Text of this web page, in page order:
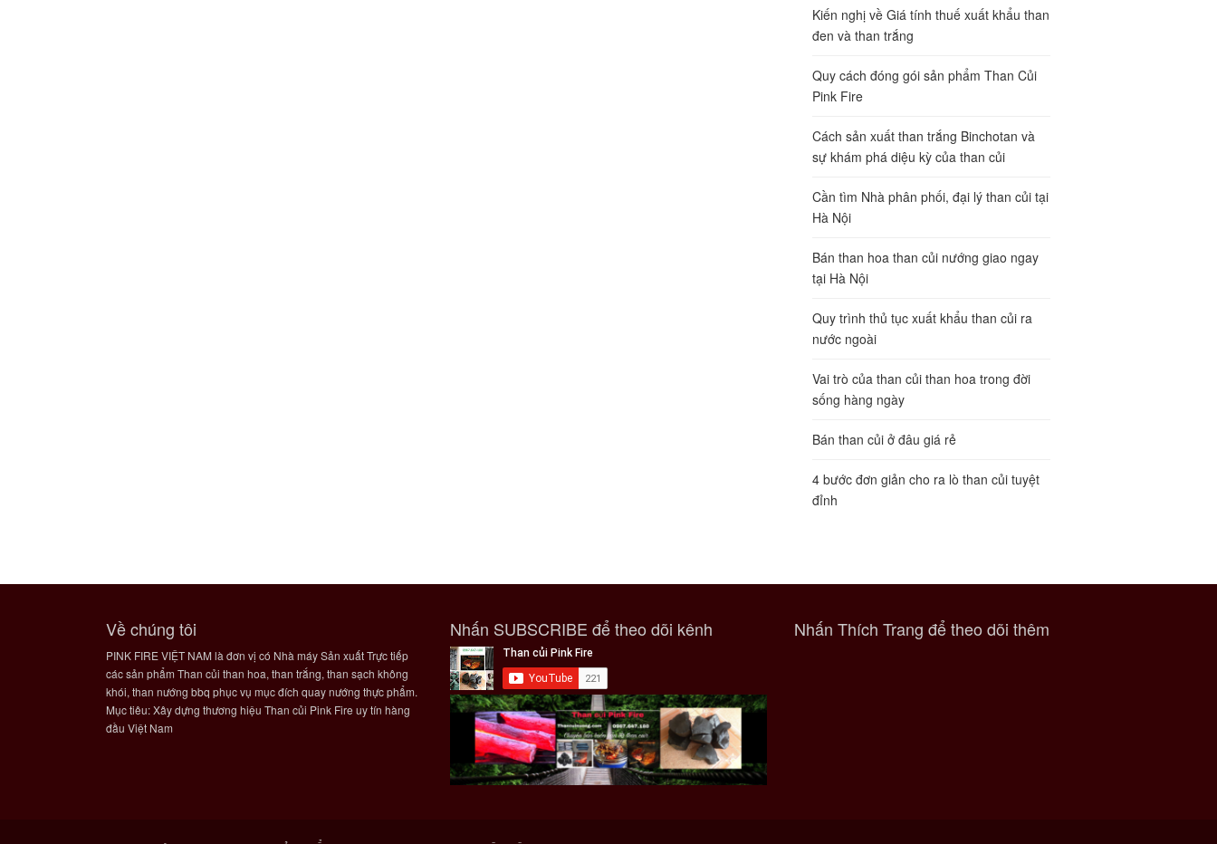
Kiến nghị về Giá tính thuế xuất khẩu than
đen và than trắng
Quy cách đóng gói sản phẩm Than Củi
Pink Fire
Cách sản xuất than trắng Binchotan và
sự khám phá diệu kỳ của than củi
Cần tìm Nhà phân phối, đại lý than củi tại
Hà Nội
Bán than hoa than củi nướng giao ngay
tại Hà Nội
Quy trình thủ tục xuất khẩu than củi ra
nước ngoài
Vai trò của than củi than hoa trong đời
sống hàng ngày
Bán than củi ở đâu giá rẻ
4 bước đơn giản cho ra lò than củi tuyệt
đỉnh
Về chúng tôi
PINK FIRE VIỆT NAM là đơn vị có Nhà máy Sản xuất Trực tiếp
các sản phẩm Than củi than hoa, than trắng, than sạch không
khói, than nướng bbq phục vụ mục đích quay nướng thực phẩm.
Mục tiêu: Xây dựng thương hiệu Than củi Pink Fire uy tín hàng
đầu Việt Nam
Nhấn SUBSCRIBE để theo dõi kênh Nhấn Thích Trang để theo dõi thêm